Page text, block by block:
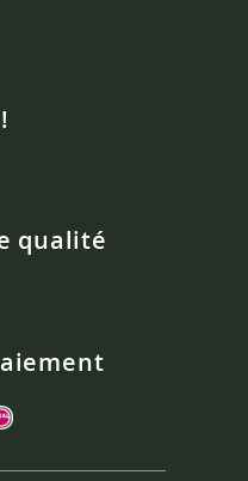
qualité